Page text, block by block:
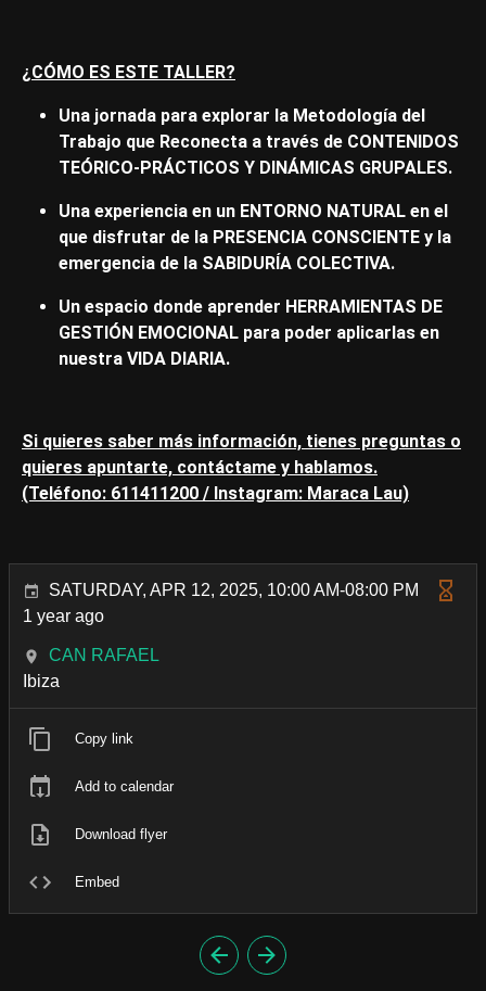
¿CÓMO ES ESTE TALLER?
Una jornada para explorar la Metodología del
Trabajo que Reconecta a través de CONTENIDOS
TEÓRICO-PRÁCTICOS Y DINÁMICAS GRUPALES.
Una experiencia en un ENTORNO NATURAL en el
que disfrutar de la PRESENCIA CONSCIENTE y la
emergencia de la SABIDURÍA COLECTIVA.
Un espacio donde aprender HERRAMIENTAS DE
GESTIÓN EMOCIONAL para poder aplicarlas en
nuestra VIDA DIARIA.
Si quieres saber más información, tienes preguntas o
quieres apuntarte, contáctame y hablamos.
(Teléfono: 611411200 / Instagram: Maraca Lau)
SATURDAY, APR 12, 2025, 10:00 AM-08:00 PM
1 year ago
CAN RAFAEL
Ibiza
Copy link
Add to calendar
Download flyer
Embed